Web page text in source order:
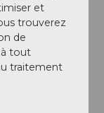
et
trouverez
de
à tout
traitement